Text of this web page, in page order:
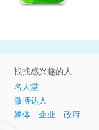
找找感兴趣的人
名人堂
微博达人
媒体
企业 政府